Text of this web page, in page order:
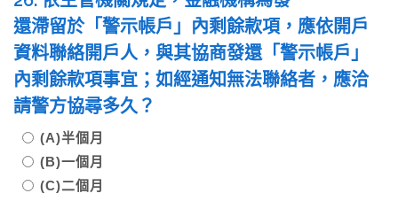
還滯留於「警示帳戶」內剩餘款項，應依開戶
資料聯絡開戶人，與其協商發還「警示帳戶」
內剩餘款項事宜；如經通知無法聯絡者，應洽
請警方協尋多久？
(A)半個月
(B)一個月
(C)二個月